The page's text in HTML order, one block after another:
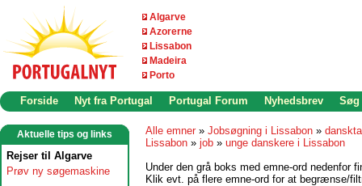
Algarve
Azorerne
Lissabon
Madeira
Porto
Forside Nyt fra Portugal Portugal Forum Nyhedsbrev Søg
Aktuelle tips og links
Rejser til Algarve
Prøv ny søgemaskine
Alle emner » Jobsøgning i Lissabon »
Lissabon » job » unge danskere i Lissabon
Under den grå boks med emne-ord nedenfor
Klik evt. på flere emne-ord for at begrænse/